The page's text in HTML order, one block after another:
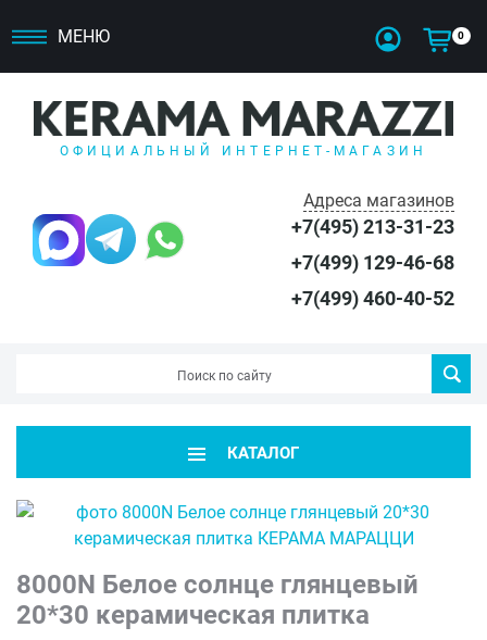
МЕНЮ 0
ОФИЦИАЛЬНЫЙ ИНТЕРНЕТ-МАГАЗИН
Адреса магазинов
+7(495) 213-31-23
+7(499) 129-46-68
+7(499) 460-40-52
КАТАЛОГ
8000N Белое солнце глянцевый
20*30 керамическая плитка